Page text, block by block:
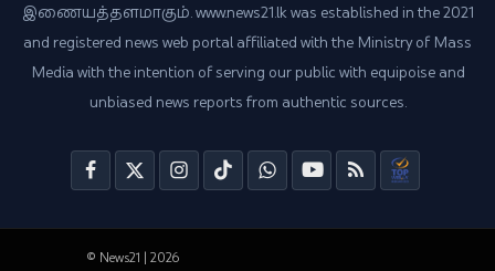
இணையத்தளமாகும். www.news21.lk was established in the 2021
and registered news web portal affiliated with the Ministry of Mass
Media with the intention of serving our public with equipoise and
unbiased news reports from authentic sources.
© News21 | 2026